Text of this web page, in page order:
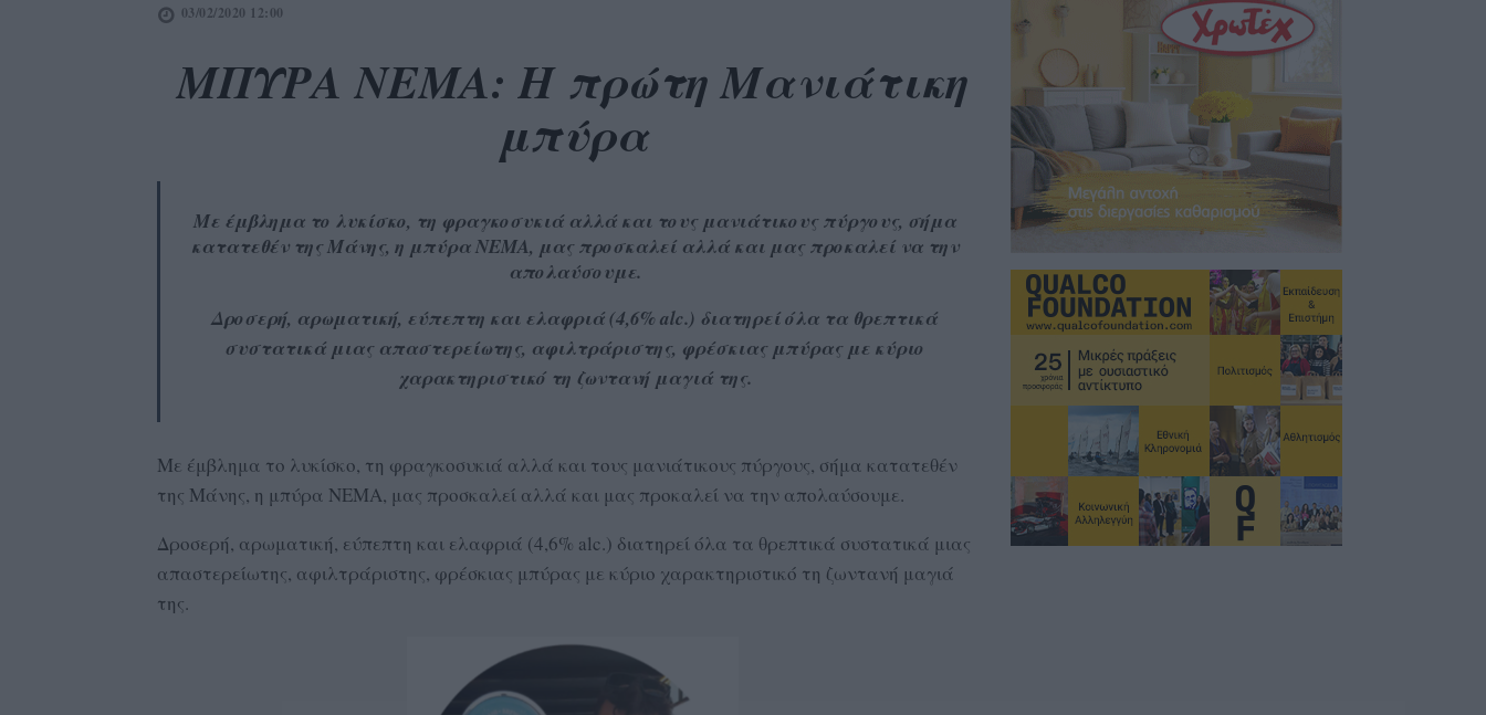
03/02/2020 12:00
ΜΠΥΡΑ ΝΕΜΑ: Η πρώτη Μανιάτικη
μπύρα
Με έμβλημα το λυκίσκο, τη φραγκοσυκιά αλλά και τους μανιάτικους πύργους, σήμα
κατατεθέν της Μάνης, η μπύρα ΝΕΜΑ, μας προσκαλεί αλλά και μας προκαλεί να την
απολαύσουμε.
Δροσερή, αρωματική, εύπεπτη και ελαφριά (4,6% alc.) διατηρεί όλα τα θρεπτικά
συστατικά μιας απαστερείωτης, αφιλτράριστης, φρέσκιας μπύρας με κύριο
χαρακτηριστικό τη ζωντανή μαγιά της.
Με έμβλημα το λυκίσκο, τη φραγκοσυκιά αλλά και τους μανιάτικους πύργους, σήμα κατατεθέν
της Μάνης, η μπύρα ΝΕΜΑ, μας προσκαλεί αλλά και μας προκαλεί να την απολαύσουμε.
Δροσερή, αρωματική, εύπεπτη και ελαφριά (4,6% alc.) διατηρεί όλα τα θρεπτικά συστατικά μιας
απαστερείωτης, αφιλτράριστης, φρέσκιας μπύρας με κύριο χαρακτηριστικό τη ζωντανή μαγιά
της.